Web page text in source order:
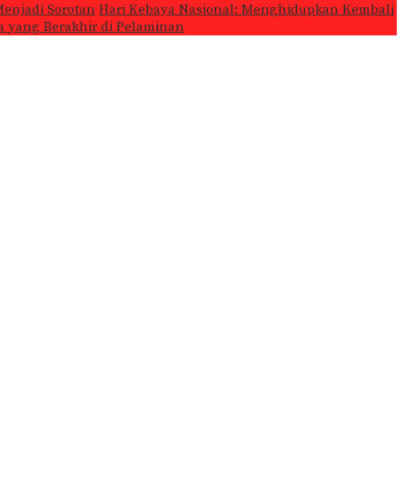
Sorotan Hari Kebaya Nasional: Menghidupkan Kembali
yang Berakhir di Pelaminan